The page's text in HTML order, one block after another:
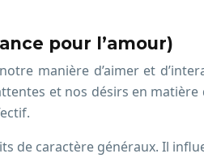
pour l’amour)
manière d’aimer et
et nos désirs en
de caractère généraux. Il